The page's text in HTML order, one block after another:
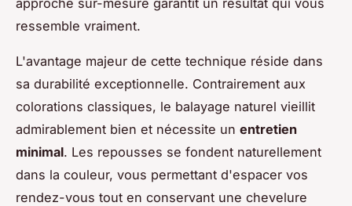
ressemble vraiment.
L'avantage majeur de cette technique réside dans
sa durabilité exceptionnelle. Contrairement aux
colorations classiques, le balayage naturel vieillit
admirablement bien et nécessite un entretien
minimal. Les repousses se fondent naturellement
dans la couleur, vous permettant d'espacer vos
rendez-vous tout en conservant une chevelure